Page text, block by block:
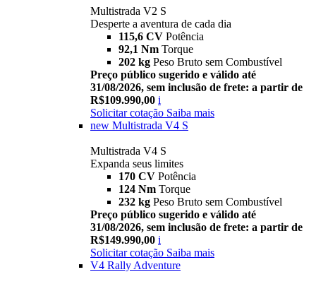
Multistrada V2 S
Desperte a aventura de cada dia
115,6 CV Potência
92,1 Nm Torque
202 kg Peso Bruto sem Combustível
Preço público sugerido e válido até
31/08/2026, sem inclusão de frete: a partir de
R$109.990,00 i
Solicitar cotação Saiba mais
new Multistrada V4 S
Multistrada V4 S
Expanda seus limites
170 CV Potência
124 Nm Torque
232 kg Peso Bruto sem Combustível
Preço público sugerido e válido até
31/08/2026, sem inclusão de frete: a partir de
R$149.990,00 i
Solicitar cotação Saiba mais
V4 Rally Adventure